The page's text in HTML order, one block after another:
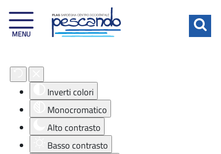
Inverti colori
Monocromatico
Alto contrasto
Basso contrasto
MENU